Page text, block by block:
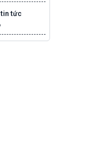
tin tức